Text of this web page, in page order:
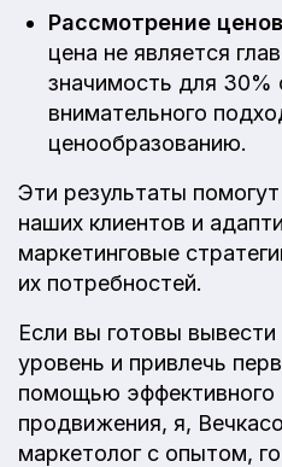
Рассмотрение
цена не является
значимость для
внимательного
ценообразованию.
Эти результаты
наших клиентов и
маркетинговые
их потребностей.
Если вы готовы
уровень и привлечь
помощью эффективного
продвижения, я,
маркетолог с опытом,